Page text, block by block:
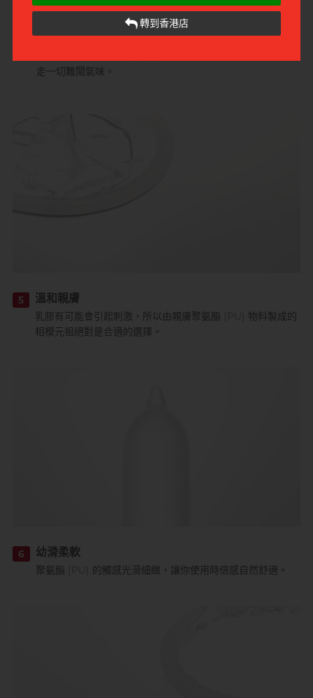
無嗅體驗
走一切難聞氣味。
5 溫和親膚
乳膠有可能會引起刺激，所以由親膚聚氨酯 (PU) 物料製成的
相模元祖絕對是合適的選擇。
6 幼滑柔軟
聚氨酯 (PU) 的觸感光滑細緻，讓你使用時倍感自然舒適。
轉到香港店